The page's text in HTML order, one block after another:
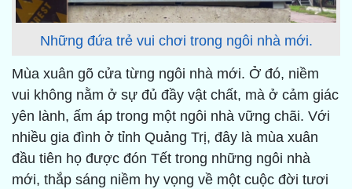
Những đứa trẻ vui chơi trong ngôi nhà mới.
Mùa xuân gõ cửa từng ngôi nhà mới. Ở đó, niềm
vui không nằm ở sự đủ đầy vật chất, mà ở cảm giác
yên lành, ấm áp trong một ngôi nhà vững chãi. Với
nhiều gia đình ở tỉnh Quảng Trị, đây là mùa xuân
đầu tiên họ được đón Tết trong những ngôi nhà
mới, thắp sáng niềm hy vọng về một cuộc đời tươi